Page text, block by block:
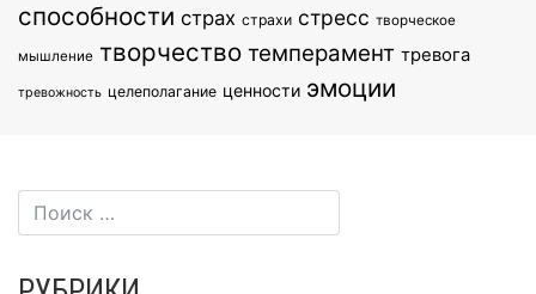
способности страх страхи стресс творческое
мышление творчество темперамент тревога
тревожность целеполагание ценности эмоции